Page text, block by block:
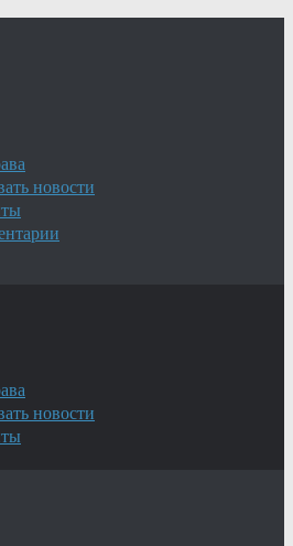
новости
новости